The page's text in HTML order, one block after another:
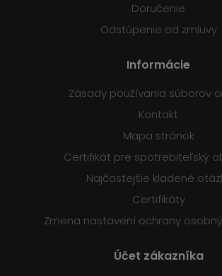
Doručenie
Odstúpenie od zmluvy
Informácie
Zásady používania súborov
Kontakt
Mapa stránok
Certifikát pre spotrebiteľský
Najčastejšie kladené
Certifikáty
Zmena nastavení ochrany
Účet zákazníka